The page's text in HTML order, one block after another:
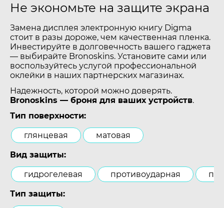
Не экономьте на защите экрана
Замена дисплея электронную книгу Digma
стоит в разы дороже, чем качественная пленка.
Инвестируйте в долговечность вашего гаджета
— выбирайте Bronoskins. Установите сами или
воспользуйтесь услугой профессиональной
оклейки в наших партнерских магазинах.
Надежность, которой можно доверять.
Bronoskins — броня для ваших устройств.
Тип поверхности:
глянцевая матовая
Вид защиты:
гидрогелевая противоударная
Тип защиты: